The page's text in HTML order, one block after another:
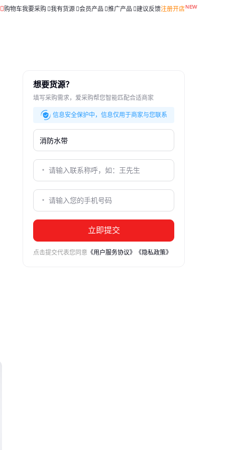
购物车我要采购 我有货源 会员产品 推广产品 建议反馈注册开店
想要货源？
填写采购需求，爱采购帮您智能匹配合适商家
信息安全保护中，信息仅用于商家与您联系
立即提交
点击提交代表您同意 《用户服务协议》 《隐私政策》